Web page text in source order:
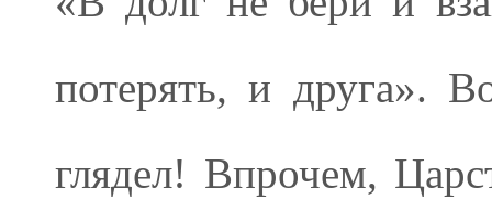
потерять, и друга».
глядел! Впрочем,